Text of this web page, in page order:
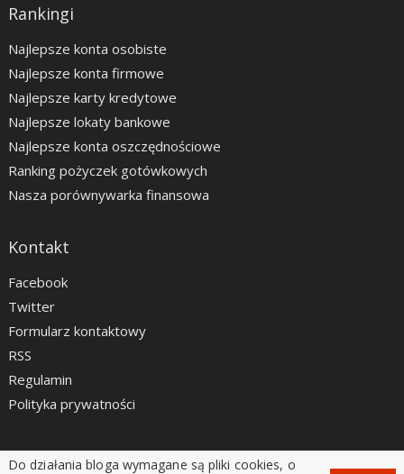
Rankingi
Najlepsze konta osobiste
Najlepsze konta firmowe
Najlepsze karty kredytowe
Najlepsze lokaty bankowe
Najlepsze konta oszczędnościowe
Ranking pożyczek gotówkowych
Nasza porównywarka finansowa
Kontakt
Facebook
Twitter
Formularz kontaktowy
RSS
Regulamin
Polityka prywatności
Do działania bloga wymagane są pliki cookies, o